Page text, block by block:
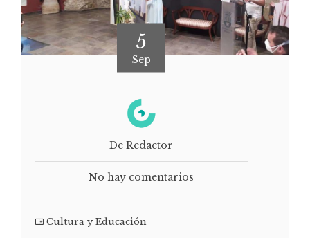
5
Sep
De Redactor
No hay comentarios
Cultura y Educación